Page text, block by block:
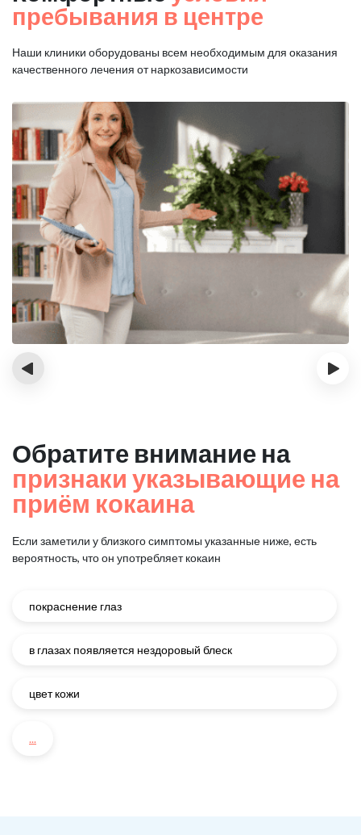
пребывания в центре
Наши клиники оборудованы всем необходимым для оказания
качественного лечения от наркозависимости
‹ ›
Обратите внимание на
признаки указывающие на
приём кокаина
Если заметили у близкого симптомы указанные ниже, есть
вероятность, что он употребляет кокаин
покраснение глаз
в глазах появляется нездоровый блеск
цвет кожи
...